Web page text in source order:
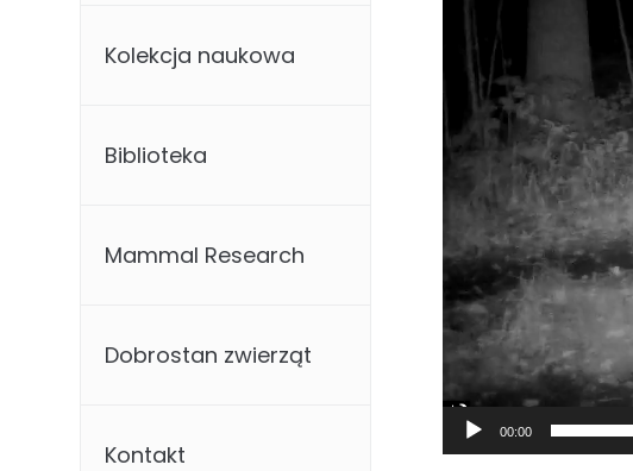
00:00
Kolekcja naukowa
Biblioteka
Mammal Research
Dobrostan zwierząt
Kontakt